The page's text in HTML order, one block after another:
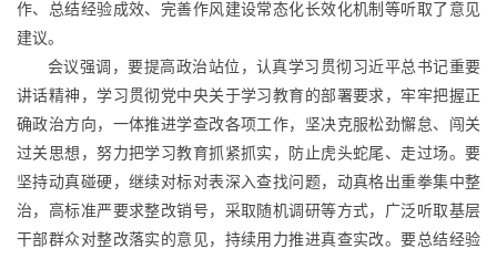
作、总结经验成效、完善作风建设常态化长效化机制等听取了意见
建议。
会议强调，要提高政治站位，认真学习贯彻习近平总书记重要
讲话精神，学习贯彻党中央关于学习教育的部署要求，牢牢把握正
确政治方向，一体推进学查改各项工作，坚决克服松劲懈怠、闯关
过关思想，努力把学习教育抓紧抓实，防止虎头蛇尾、走过场。要
坚持动真碰硬，继续对标对表深入查找问题，动真格出重拳集中整
治，高标准严要求整改销号，采取随机调研等方式，广泛听取基层
干部群众对整改落实的意见，持续用力推进真查实改。要总结经验